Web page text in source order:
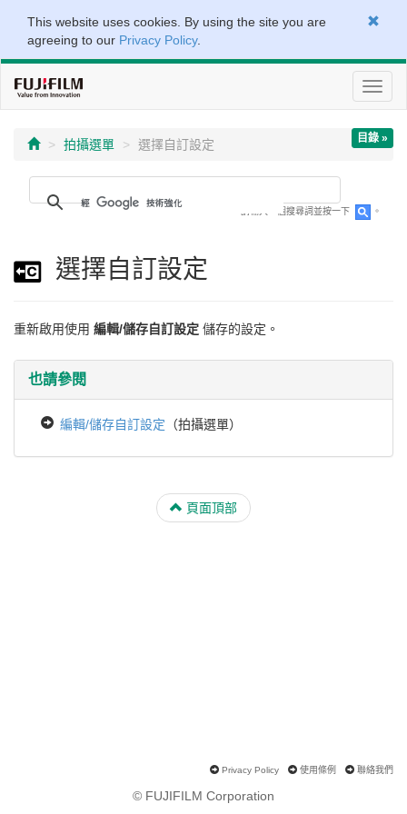
This website uses cookies. By using the site you are
agreeing to our Privacy Policy.
切
換
覽
目錄 »
拍攝選單 選擇自訂設定
請輸入一個搜尋詞並按一下 。
選擇自訂設定
重新啟用使用 編輯/儲存自訂設定 儲存的設定。
也請參閱
編輯/儲存自訂設定 （拍攝選單）
頁面頂部
Privacy Policy 使用條例 聯絡我們
© FUJIFILM Corporation